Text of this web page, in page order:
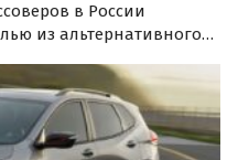
в России
из альтернативного
рублей, а еще несколько
минимум 2 040 000…